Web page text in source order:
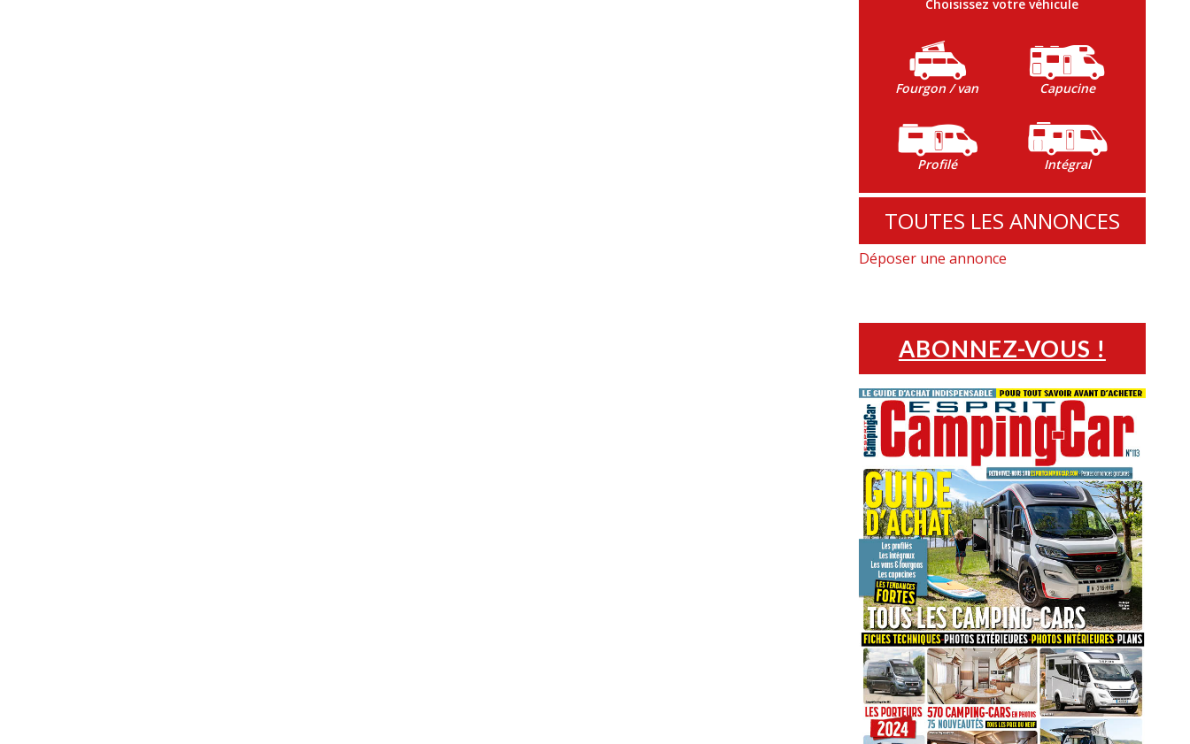
Choisissez votre véhicule
Fourgon / van Capucine
Profilé Intégral
TOUTES LES ANNONCES
Déposer une annonce
ABONNEZ-VOUS !